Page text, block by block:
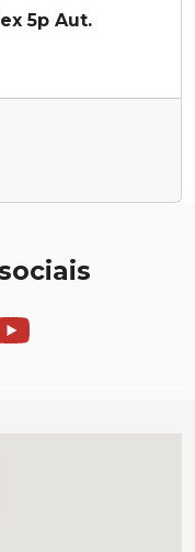
5p Aut.